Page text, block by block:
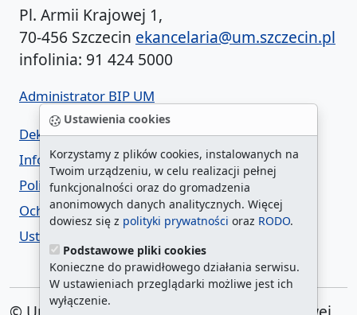
Ustawienia cookies
Korzystamy z plików cookies, instalowanych na
Twoim urządzeniu, w celu realizacji pełnej
funkcjonalności oraz do gromadzenia
anonimowych danych analitycznych. Więcej
dowiesz się z polityki prywatności oraz RODO.
Podstawowe pliki cookies
Konieczne do prawidłowego działania serwisu.
W ustawieniach przeglądarki możliwe jest ich
wyłączenie.
Pl. Armii Krajowej 1,
70-456 Szczecin ekancelaria@um.szczecin.pl
infolinia: 91 424 5000
Administrator BIP UM
Deklaracja dostępności
Informacja o urzędzie w ETR
Polityka prywatności
Ochrona danych osobowych
Ustawienia cookies